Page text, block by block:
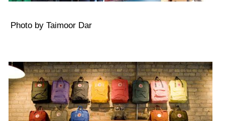
Photo by Taimoor Dar